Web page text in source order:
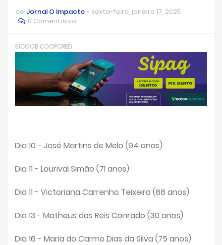
de Jornal O Impacto
sexta-feira, janeiro 17, 2025
0 Comentários
SICOOB COOPCRED
Dia 10 - José Martins de Melo (94 anos)
Dia 11 - Lourival Simão (71 anos)
Dia 11 - Victoriana Carrenho Teixeira (88 anos)
Dia 13 - Matheus dos Reis Conrado (30 anos)
Dia 16 - Maria do Carmo Dias da Silva (75 anos)